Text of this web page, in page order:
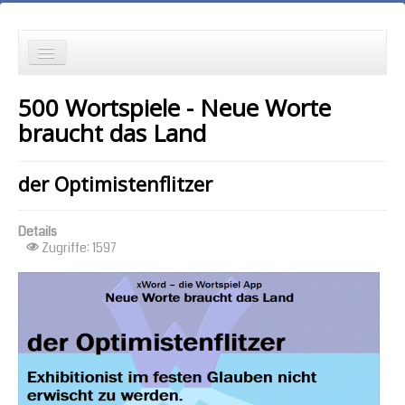
Wortspielgeschichten
die Ältesten zuerst
die meisten Zugriffe zuerst
zufällige Reihenfolge
500 Wortspiele - Neue Worte
braucht das Land
der Optimistenflitzer
Details
Zugriffe: 1597